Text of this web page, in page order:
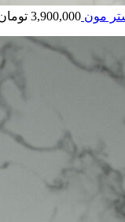
3,900,000